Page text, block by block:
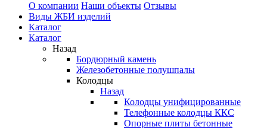
О компании Наши объекты Отзывы
Виды ЖБИ изделий
Каталог
Каталог
Назад
Бордюрный камень
Железобетонные полушпалы
Колодцы
Назад
Колодцы унифицированные
Телефонные колодцы ККС
Опорные плиты бетонные